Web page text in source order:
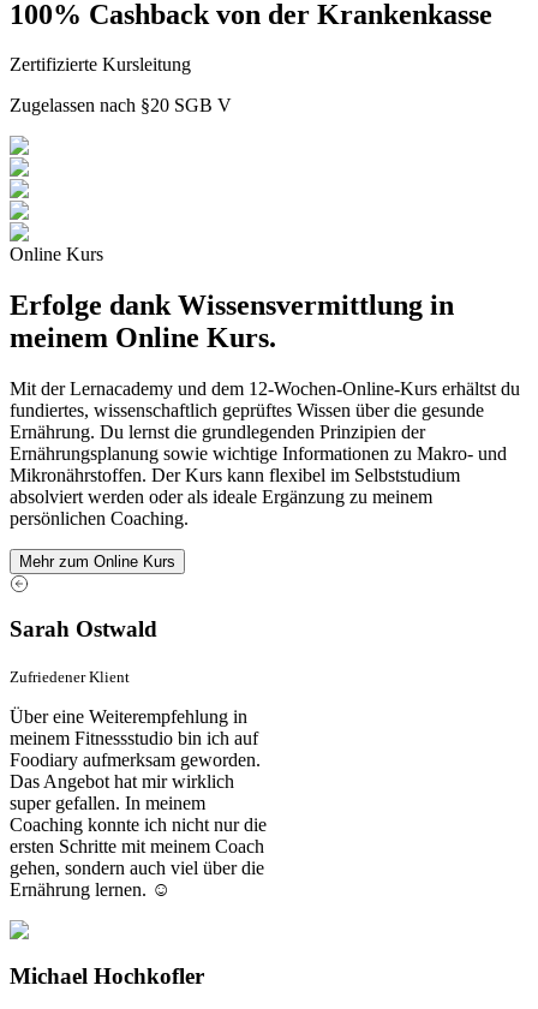
100% Cashback von der Krankenkasse
Zertifizierte Kursleitung
Zugelassen nach §20 SGB V
Online Kurs
Erfolge dank Wissensvermittlung in
meinem Online Kurs.
Mit der Lernacademy und dem 12-Wochen-Online-Kurs erhältst du
fundiertes, wissenschaftlich geprüftes Wissen über die gesunde
Ernährung. Du lernst die grundlegenden Prinzipien der
Ernährungsplanung sowie wichtige Informationen zu Makro- und
Mikronährstoffen. Der Kurs kann flexibel im Selbststudium
absolviert werden oder als ideale Ergänzung zu meinem
persönlichen Coaching.
Mehr zum Online Kurs
Sarah Ostwald
Zufriedener Klient
Über eine Weiterempfehlung in
meinem Fitnessstudio bin ich auf
Foodiary aufmerksam geworden.
Das Angebot hat mir wirklich
super gefallen. In meinem
Coaching konnte ich nicht nur die
ersten Schritte mit meinem Coach
gehen, sondern auch viel über die
Ernährung lernen. ☺️
Michael Hochkofler